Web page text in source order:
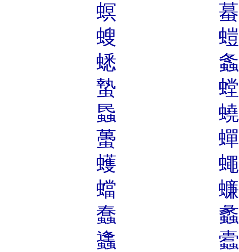
螟 蟇
螋 螘
蟋 螽
蟄 螳
蟁 蟯
蠆 蟬
蠖 蠅
蟷 蠊
蠢 蠡
蠭 蠹